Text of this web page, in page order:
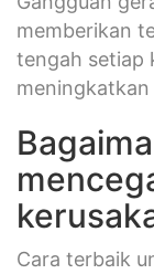
memberikan
tengah setiap
Cara terbaik